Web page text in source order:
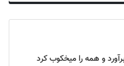
و همه را میخکوب کرد